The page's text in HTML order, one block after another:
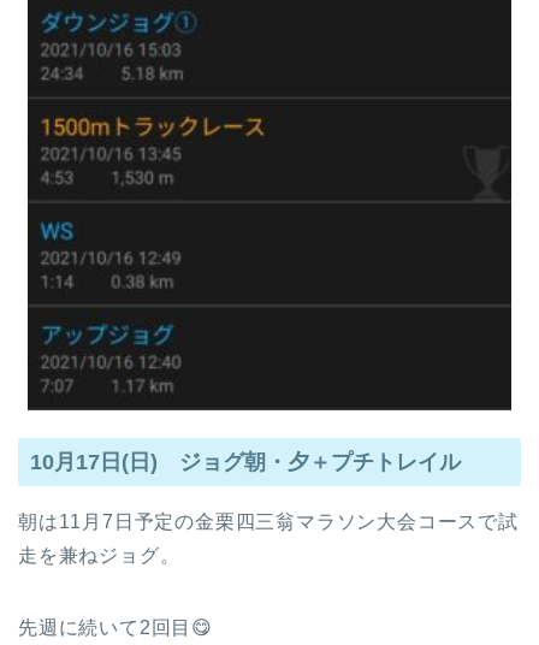
10月17日(日) ジョグ朝・夕＋プチトレイル
朝は11月7日予定の金栗四三翁マラソン大会コースで試
走を兼ねジョグ。
先週に続いて2回目😋